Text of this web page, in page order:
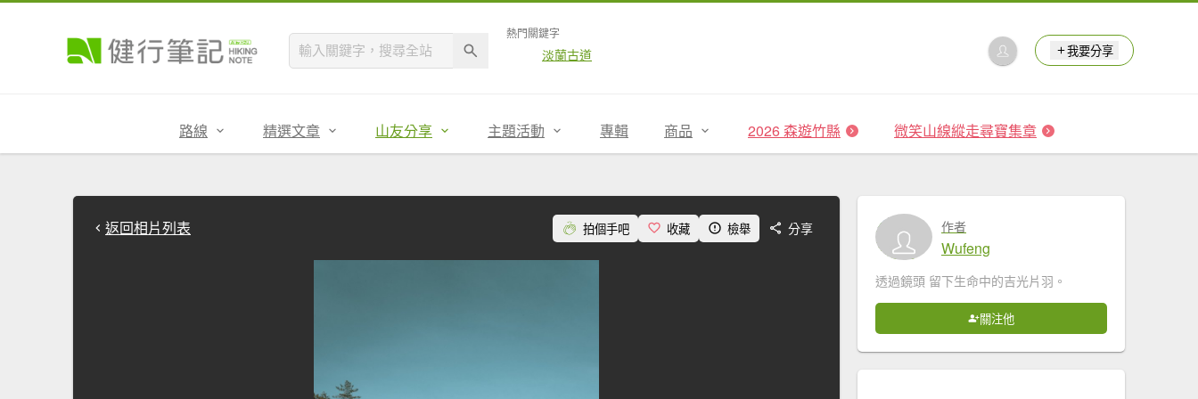
熱門關鍵字
淡蘭古道 我要分享
路線 精選文章 山友分享 主題活動 專輯 商品 2026 森遊竹縣 微笑山線縱走尋寶集章
返回相片列表 拍個手吧 收藏 檢舉 分享 作者
Wufeng
透過鏡頭 留下生命中的吉光片羽。
關注他